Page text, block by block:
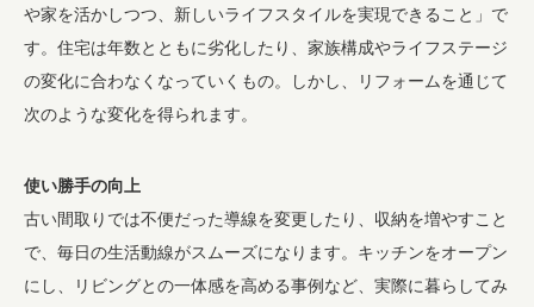
や家を活かしつつ、新しいライフスタイルを実現できること」で
す。住宅は年数とともに劣化したり、家族構成やライフステージ
の変化に合わなくなっていくもの。しかし、リフォームを通じて
次のような変化を得られます。
使い勝手の向上
古い間取りでは不便だった導線を変更したり、収納を増やすこと
で、毎日の生活動線がスムーズになります。キッチンをオープン
にし、リビングとの一体感を高める事例など、実際に暮らしてみ